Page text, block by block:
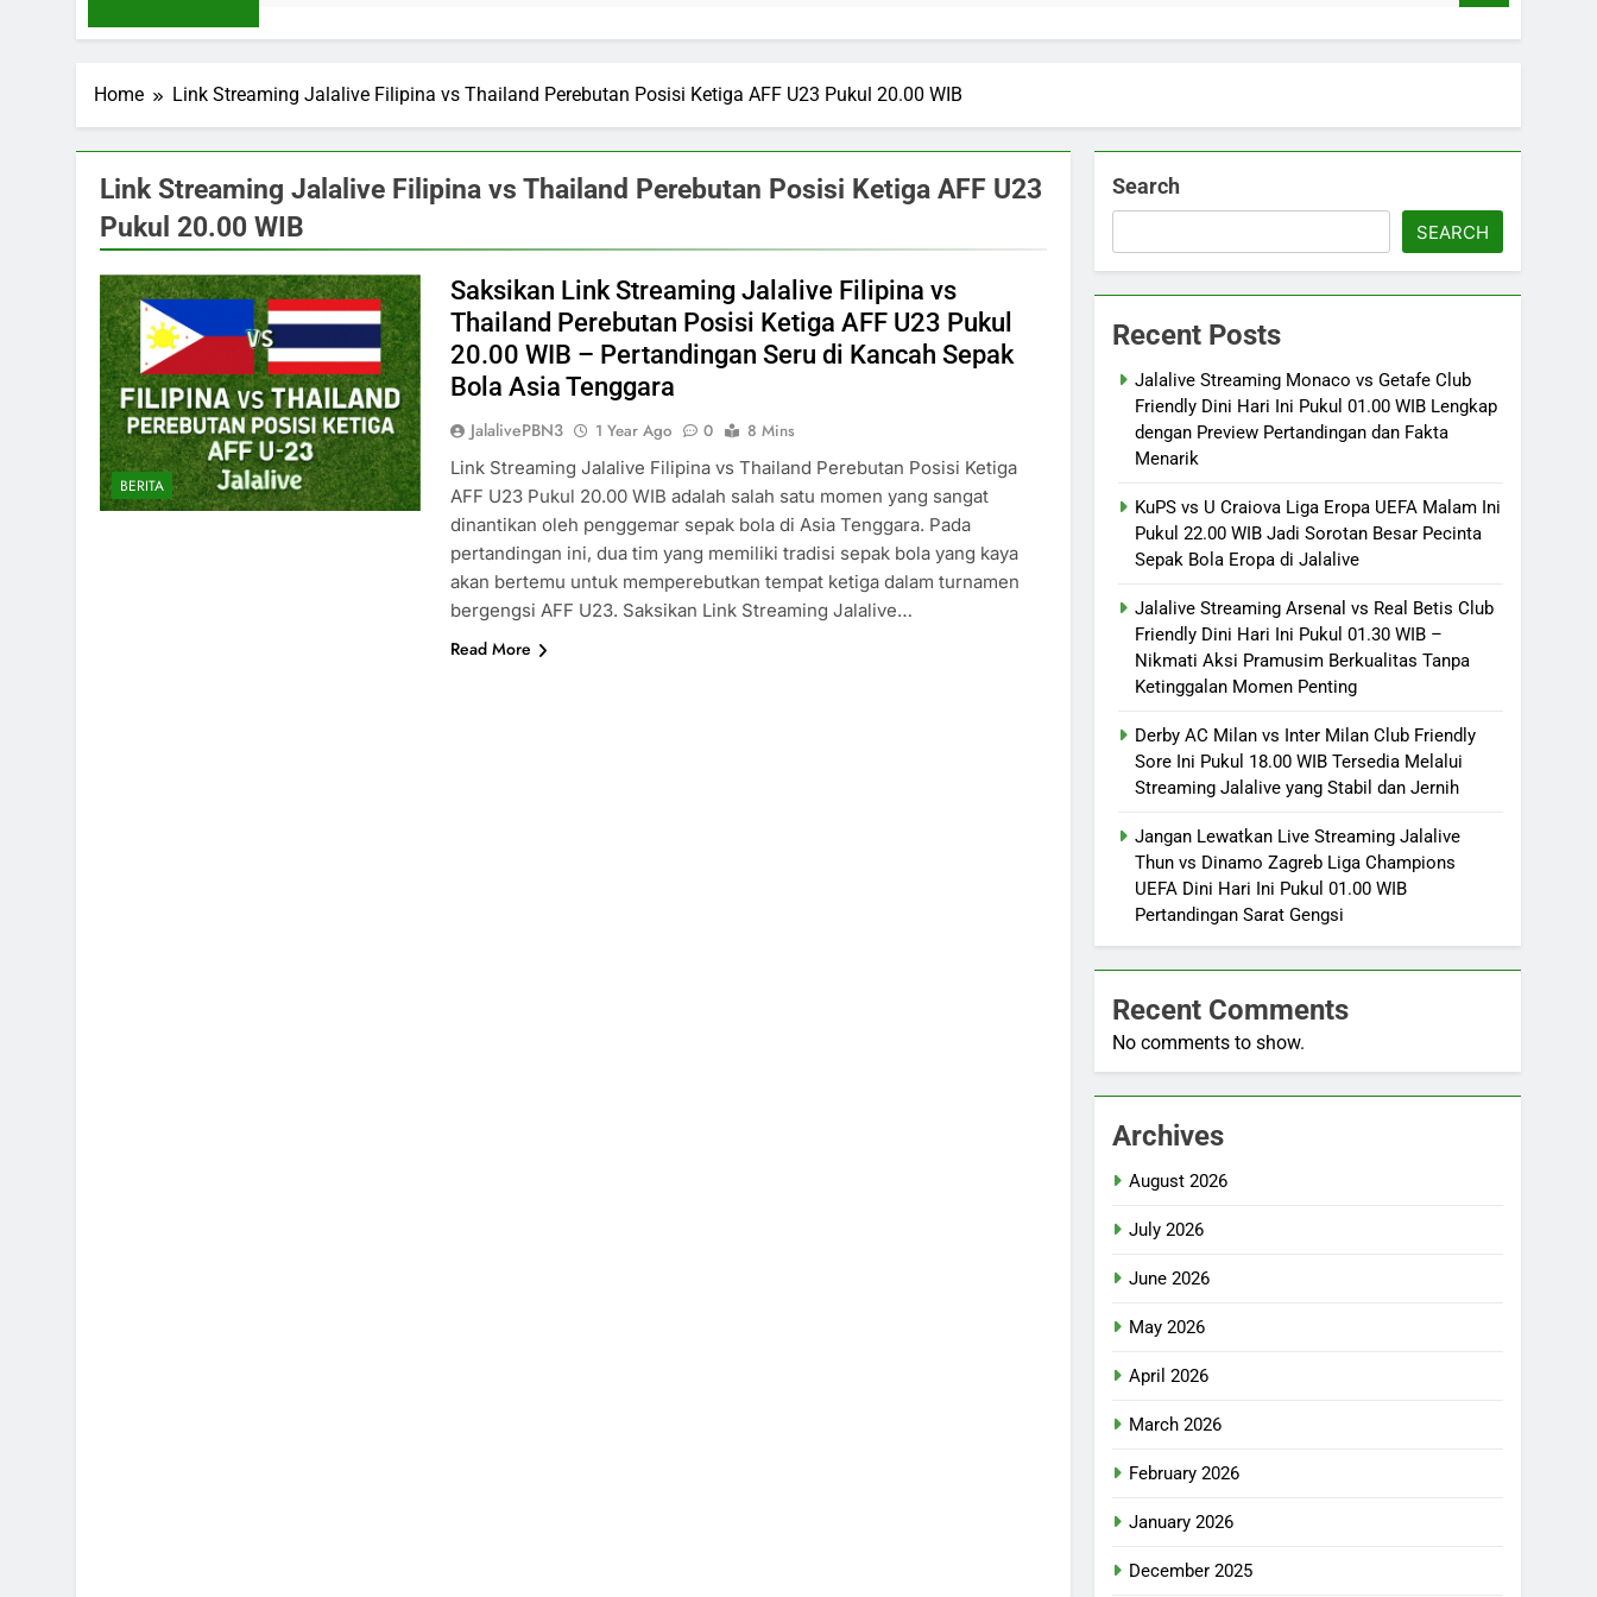
Home Link Streaming Jalalive Filipina vs Thailand Perebutan Posisi Ketiga AFF U23 Pukul 20.00 WIB
Link Streaming Jalalive Filipina vs Thailand Perebutan Posisi Ketiga AFF U23
Pukul 20.00 WIB
BERITA
Saksikan Link Streaming Jalalive Filipina vs
Thailand Perebutan Posisi Ketiga AFF U23 Pukul
20.00 WIB – Pertandingan Seru di Kancah Sepak
Bola Asia Tenggara
JalalivePBN3 1 Year Ago 0
8 Mins
Link Streaming Jalalive Filipina vs Thailand Perebutan Posisi Ketiga
AFF U23 Pukul 20.00 WIB adalah salah satu momen yang sangat
dinantikan oleh penggemar sepak bola di Asia Tenggara. Pada
pertandingan ini, dua tim yang memiliki tradisi sepak bola yang kaya
akan bertemu untuk memperebutkan tempat ketiga dalam turnamen
bergengsi AFF U23. Saksikan Link Streaming Jalalive…
Read More
Search
SEARCH
Recent Posts
Jalalive Streaming Monaco vs Getafe Club
Friendly Dini Hari Ini Pukul 01.00 WIB Lengkap
dengan Preview Pertandingan dan Fakta
Menarik
KuPS vs U Craiova Liga Eropa UEFA Malam Ini
Pukul 22.00 WIB Jadi Sorotan Besar Pecinta
Sepak Bola Eropa di Jalalive
Jalalive Streaming Arsenal vs Real Betis Club
Friendly Dini Hari Ini Pukul 01.30 WIB –
Nikmati Aksi Pramusim Berkualitas Tanpa
Ketinggalan Momen Penting
Derby AC Milan vs Inter Milan Club Friendly
Sore Ini Pukul 18.00 WIB Tersedia Melalui
Streaming Jalalive yang Stabil dan Jernih
Jangan Lewatkan Live Streaming Jalalive
Thun vs Dinamo Zagreb Liga Champions
UEFA Dini Hari Ini Pukul 01.00 WIB
Pertandingan Sarat Gengsi
Recent Comments
No comments to show.
Archives
August 2026
July 2026
June 2026
May 2026
April 2026
March 2026
February 2026
January 2026
December 2025